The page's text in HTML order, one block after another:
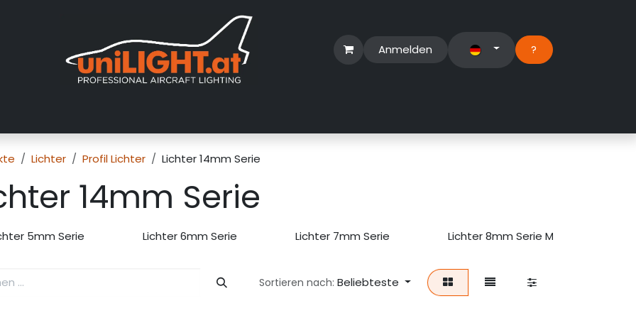
Anmelden ?​
Lichter Profil Lichter Lichter 14mm Serie
14mm Serie
5mm Serie Lichter 6mm Serie Lichter 7mm Serie Lichter 8mm Serie MINI
Sortieren nach: Beliebteste